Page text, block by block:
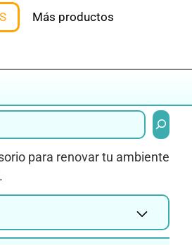
Más productos
Buscar
para renovar tu ambiente